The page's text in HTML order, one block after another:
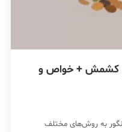
کشمش + خواص و
به روش‌های مختلف